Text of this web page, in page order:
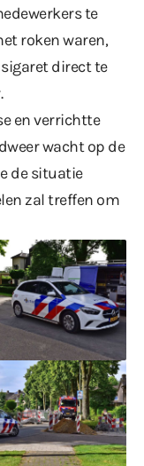
te
roken waren,
direct te
en verrichtte
wacht op de
de situatie
zal treffen om